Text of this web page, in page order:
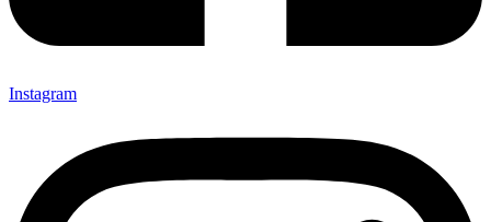
Instagram